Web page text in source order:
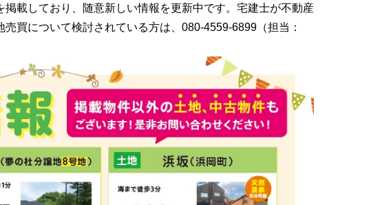
載しており、随意新しい情報を更新中です。宅建士が不動産
買について検討されている方は、080-4559-6899（担当：